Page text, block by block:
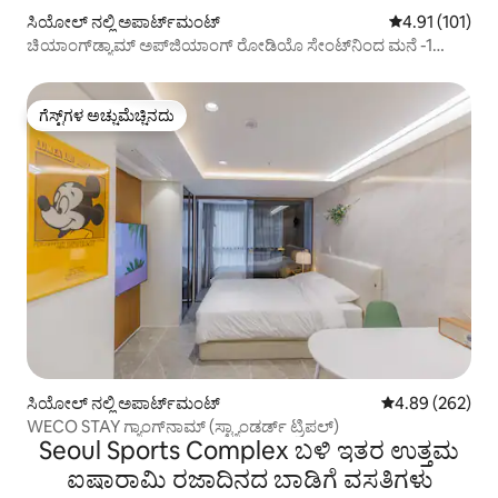
ಸಿಯೋಲ್ ನಲ್ಲಿ ಅಪಾರ್ಟ್‌ಮಂಟ್ 5 ರಲ್ಲಿ 4.91
4.91 (101)
ಚಿಯಾಂಗ್‌ಡ್ಯಾಮ್ ಅಪ್‌ಜಿಯಾಂಗ್ ರೋಡಿಯೊ ಸೇಂಟ್‌ನಿಂದ ಮನೆ -1
ಗೆಸ್ಟ್‌ಗಳ ಅಚ್ಚುಮೆಚ್ಚಿನದು
ಗೆಸ್ಟ್‌ಗಳ ಅಚ್ಚುಮೆಚ್ಚಿನದು
ಸಿಯೋಲ್ ನಲ್ಲಿ ಅಪಾರ್ಟ್‌ಮಂಟ್ 5 ರಲ್ಲಿ 4.89
4.89 (262)
WECO STAY ಗ್ಯಾಂಗ್‌ನಾಮ್ (ಸ್ಟ್ಯಾಂಡರ್ಡ್ ಟ್ರಿಪಲ್)
Seoul Sports Complex ಬಳಿ ಇತರ ಉತ್ತಮ
ಐಷಾರಾಮಿ ರಜಾದಿನದ ಬಾಡಿಗೆ ವಸತಿಗಳು